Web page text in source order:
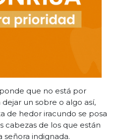
que no está por
un sobre o algo así,
de hedor iracundo se posa
cabezas de los que están
señora indignada.